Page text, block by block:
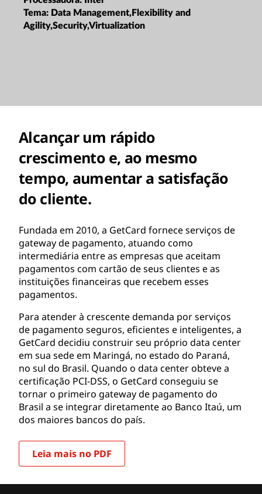
Tema: Data Management,Flexibility and
Agility,Security,Virtualization
Alcançar um rápido
crescimento e, ao mesmo
tempo, aumentar a satisfação
do cliente.
Fundada em 2010, a GetCard fornece serviços de
gateway de pagamento, atuando como
intermediária entre as empresas que aceitam
pagamentos com cartão de seus clientes e as
instituições financeiras que recebem esses
pagamentos.
Para atender à crescente demanda por serviços
de pagamento seguros, eficientes e inteligentes, a
GetCard decidiu construir seu próprio data center
em sua sede em Maringá, no estado do Paraná,
no sul do Brasil. Quando o data center obteve a
certificação PCI-DSS, o GetCard conseguiu se
tornar o primeiro gateway de pagamento do
Brasil a se integrar diretamente ao Banco Itaú, um
dos maiores bancos do país.
Leia mais no PDF